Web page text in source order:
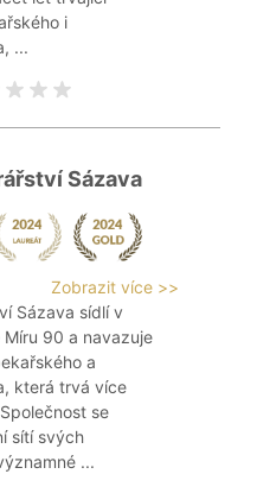
i
...
Sázava
Zobrazit více >>
Sázava sídlí v
90 a navazuje
a
která trvá více
se
sítí svých
...